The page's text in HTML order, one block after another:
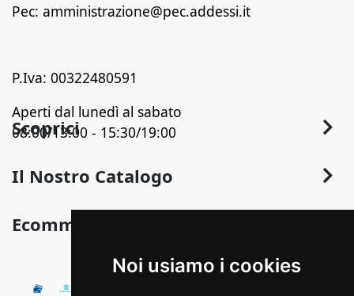
Noi usiamo i cookies
Pec: amministrazione@pec.addessi.it
P.Iva: 00322480591
Aperti dal lunedì al sabato
08:00/13:00 - 15:30/19:00
Scoprici
Chi Siamo
Termini e Privacy
Detrazioni fiscali
Il Nostro Catalogo
Pavimentazione
Illuminazione
Ecommerce
Condizioni Generali di Vendita
Pagamenti Disponibili